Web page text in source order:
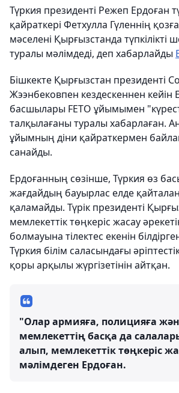
Түркия президенті Режеп Ердоған
қайраткері Фетхулла Гүленнің
мәселені Қырғызстанда түпкілікті
туралы мәлімдеді, деп хабарлайды
Бішкекте Қырғызстан президенті
Жээнбековпен кездескеннен кейін
басшылары FETO ұйымымен
талқылағаны туралы хабарлаған.
ұйымның діни қайраткермен
санайды.
Ердоғанның сөзінше, Түркия өз
жағдайдың бауырлас елде
қаламайды. Түрік президенті
мемлекеттік төңкеріс жасау
болмауына тілектес екенін
Түркия білім саласындағы
қоры арқылы жүргізетінін айтқан.
"Олар армияға, полицияға
мемлекеттің басқа да
алып, мемлекеттік төңкеріс
мәлімдеген Ердоған.